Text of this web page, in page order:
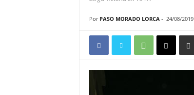
Por PASO MORADO LORCA- 24/08/2019